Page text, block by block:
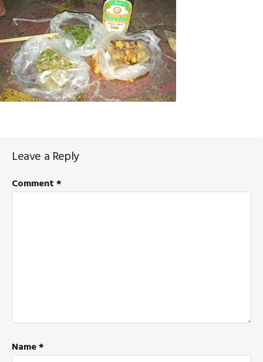
Reader
Interactions
Leave a Reply
Comment*
Name*